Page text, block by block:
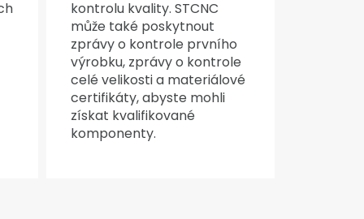
kontrolu kvality. STCNC
může také poskytnout
zprávy o kontrole prvního
výrobku, zprávy o kontrole
celé velikosti a materiálové
certifikáty, abyste mohli
získat kvalifikované
komponenty.